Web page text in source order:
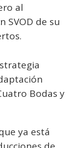
al
SVOD de su
Bodas y
ya está